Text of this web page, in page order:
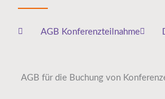
AGB Konferenzteilnahme
AGB für die Buchung von